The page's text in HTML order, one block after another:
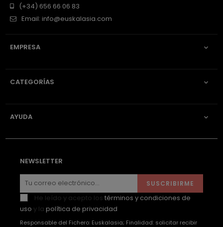
(+34) 656 66 06 83
Email: info@euskalasia.com
EMPRESA 
CATEGORÍAS 
AYUDA 
NEWSLETTER
SUSCRIBIRME
He leído y acepto los términos y condiciones de
uso y la política de privacidad
Responsable del Fichero: Euskalasia; Finalidad: solicitar recibir